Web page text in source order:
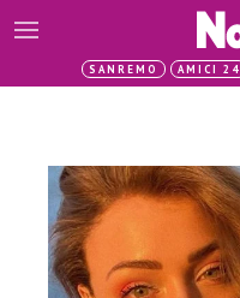
SANREMO AMICI 24